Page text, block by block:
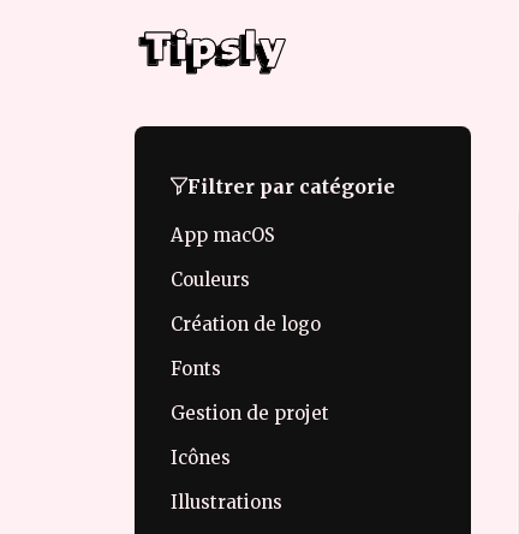
Filtrer par catégorie
App macOS
Couleurs
Création de logo
Fonts
Gestion de projet
Icônes
Illustrations